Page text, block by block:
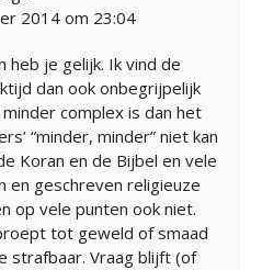
2014 om 23:04
heb je gelijk. Ik vind de
dan ook onbegrijpelijk
complex is dan het
“minder, minder” niet kan
Koran en de Bijbel en vele
en geschreven religieuze
op vele punten ook niet.
tot geweld of smaad
strafbaar. Vraag blijft (of